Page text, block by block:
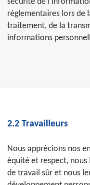
réglementaires lors de
traitement, de la
informations
2.2 Travailleurs
Nous apprécions nos
équité et respect,
de travail sûr et nous